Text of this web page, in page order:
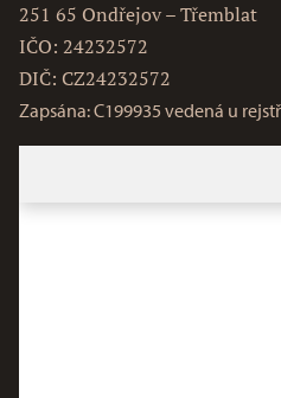
251 65 Ondřejov – Třemblat
IČO: 24232572
DIČ: CZ24232572
Zapsána: C199935 vedená u